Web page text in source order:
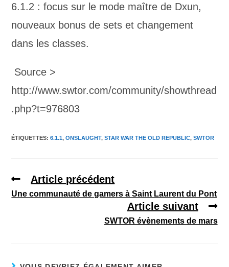
6.1.2 : focus sur le mode maître de Dxun,
nouveaux bonus de sets et changement
dans les classes.
Source >
http://www.swtor.com/community/showthread
.php?t=976803
ÉTIQUETTES:6.1.1, ONSLAUGHT, STAR WAR THE OLD REPUBLIC, SWTOR
Article précédent
Une communauté de gamers à Saint Laurent du Pont
Article suivant
SWTOR évènements de mars